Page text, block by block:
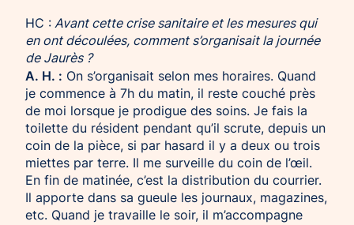
HC :Avant cette crise sanitaire et les mesures qui
en ont découlées, comment s’organisait la journée
de Jaurès ?
A. H. : On s’organisait selon mes horaires. Quand
je commence à 7h du matin, il reste couché près
de moi lorsque je prodigue des soins. Je fais la
toilette du résident pendant qu’il scrute, depuis un
coin de la pièce, si par hasard il y a deux ou trois
miettes par terre. Il me surveille du coin de l’œil.
En fin de matinée, c’est la distribution du courrier.
Il apporte dans sa gueule les journaux, magazines,
etc. Quand je travaille le soir, il m’accompagne